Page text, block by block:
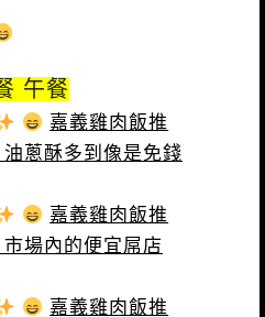
午餐
嘉義雞肉飯推
蔥酥多到像是免錢
嘉義雞肉飯推
場內的便宜屌店
嘉義雞肉飯推